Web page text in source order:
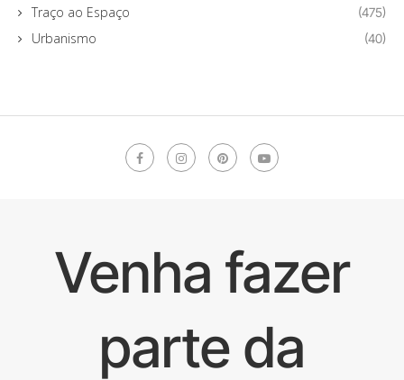
Traço ao Espaço (475)
Urbanismo (40)
Venha fazer
parte da